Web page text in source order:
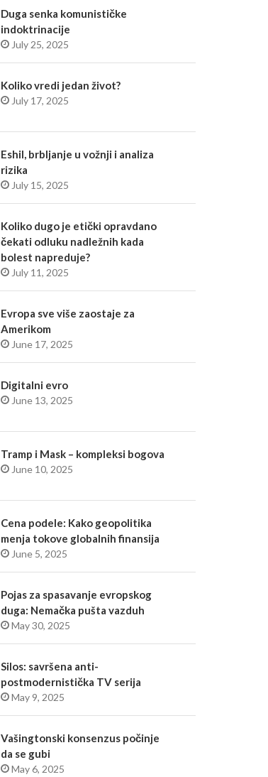
Duga senka komunističke
indoktrinacije
July 25, 2025
Koliko vredi jedan život?
July 17, 2025
Eshil, brbljanje u vožnji i analiza
rizika
July 15, 2025
Koliko dugo je etički opravdano
čekati odluku nadležnih kada
bolest napreduje?
July 11, 2025
Evropa sve više zaostaje za
Amerikom
June 17, 2025
Digitalni evro
June 13, 2025
Tramp i Mask – kompleksi bogova
June 10, 2025
Cena podele: Kako geopolitika
menja tokove globalnih finansija
June 5, 2025
Pojas za spasavanje evropskog
duga: Nemačka pušta vazduh
May 30, 2025
Silos: savršena anti-
postmodernistička TV serija
May 9, 2025
Vašingtonski konsenzus počinje
da se gubi
May 6, 2025